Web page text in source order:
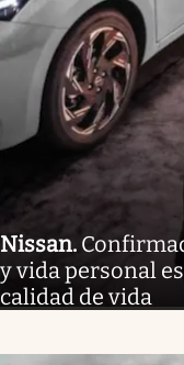
Nissan.
y vida personal
calidad de vida